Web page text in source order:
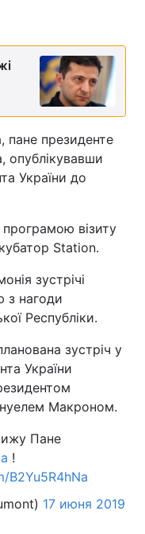
президенте
опублікувавши
України до
візиту
Station.
зустрічі
з нагоди
Республіки.
зустріч у
України
Макроном.
Пане
!
B2Yu5R4hNa
17 июня 2019